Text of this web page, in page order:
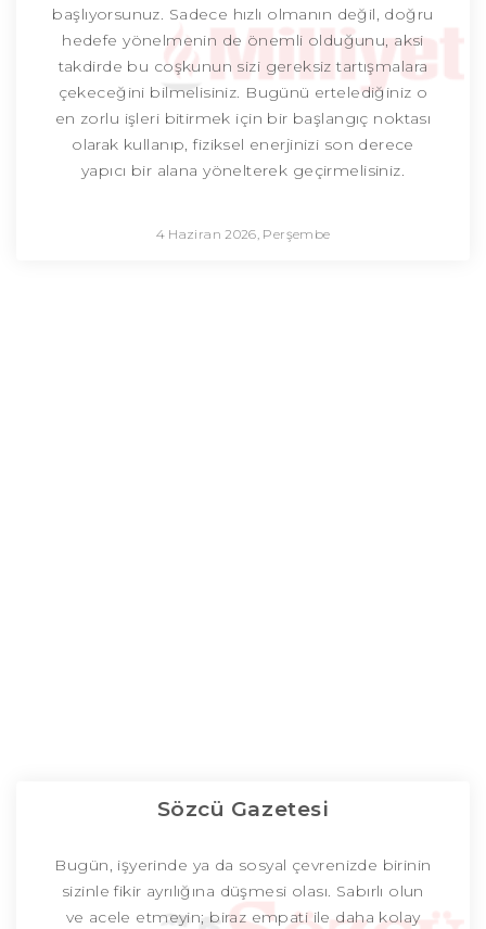
başlıyorsunuz. Sadece hızlı olmanın değil, doğru
hedefe yönelmenin de önemli olduğunu, aksi
takdirde bu coşkunun sizi gereksiz tartışmalara
çekeceğini bilmelisiniz. Bugünü ertelediğiniz o
en zorlu işleri bitirmek için bir başlangıç noktası
olarak kullanıp, fiziksel enerjinizi son derece
yapıcı bir alana yönelterek geçirmelisiniz.
4 Haziran 2026, Perşembe
Sözcü Gazetesi
Bugün, işyerinde ya da sosyal çevrenizde birinin
sizinle fikir ayrılığına düşmesi olası. Sabırlı olun
ve acele etmeyin; biraz empati ile daha kolay